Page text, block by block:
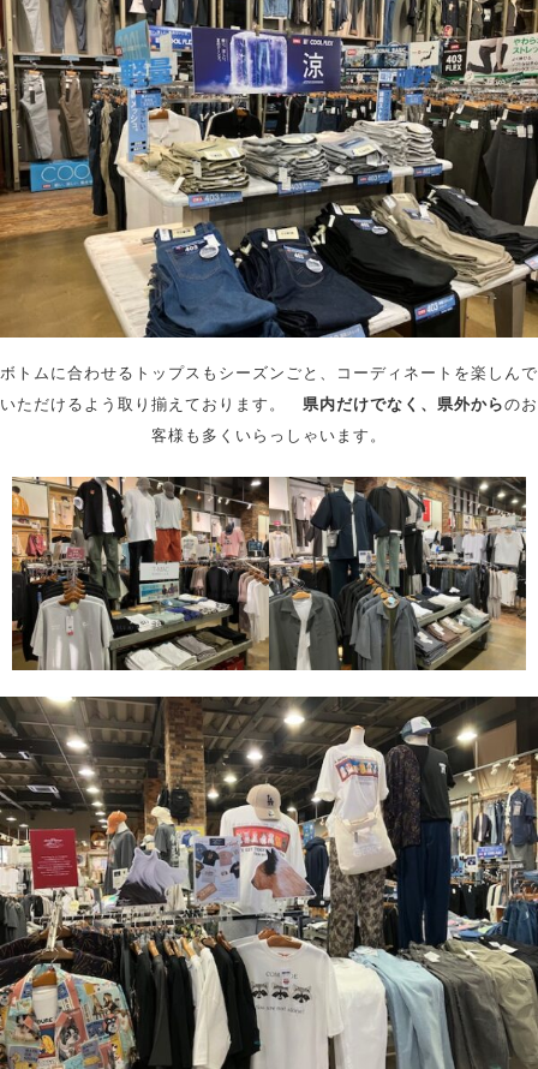
ボトムに合わせるトップスもシーズンごと、コーディネートを楽しんで
いただけるよう取り揃えております。 県内だけでなく、県外からのお
客様も多くいらっしゃいます。